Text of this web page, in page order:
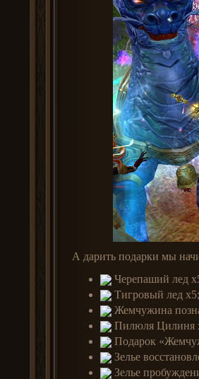
А дарить подарки мы
Черепаший лед
Тигровый лед x5;
Жемчужина
Пилюля Цилиня
Подарок
Зелье
Зелье